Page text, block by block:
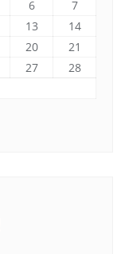
6
7
13
14
20
21
27
28